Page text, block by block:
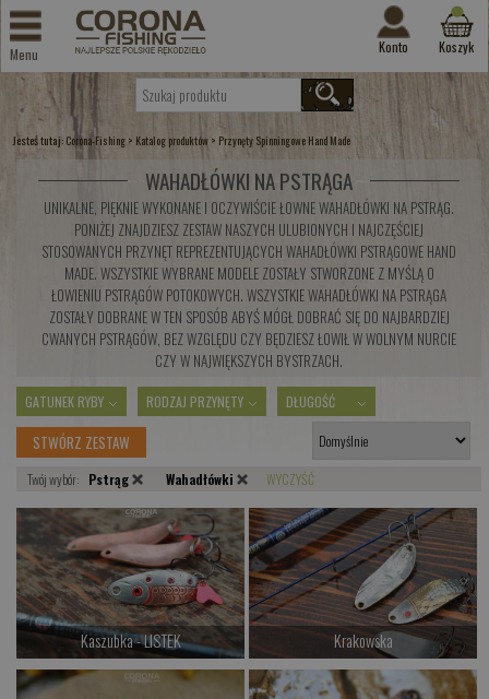
Menu Konto Koszyk
Jesteś tutaj: Corona-Fishing > Katalog produktów > Przynęty Spinningowe Hand Made
WAHADŁÓWKI NA PSTRĄGA
UNIKALNE, PIĘKNIE WYKONANE I OCZYWIŚCIE ŁOWNE WAHADŁÓWKI NA PSTRĄG.
PONIŻEJ ZNAJDZIESZ ZESTAW NASZYCH ULUBIONYCH I NAJCZĘŚCIEJ
STOSOWANYCH PRZYNĘT REPREZENTUJĄCYCH WAHADŁÓWKI PSTRĄGOWE HAND
MADE. WSZYSTKIE WYBRANE MODELE ZOSTAŁY STWORZONE Z MYŚLĄ O
ŁOWIENIU PSTRĄGÓW POTOKOWYCH. WSZYSTKIE WAHADŁÓWKI NA PSTRĄGA
ZOSTAŁY DOBRANE W TEN SPOSÓB ABYŚ MÓGŁ DOBRAĆ SIĘ DO NAJBARDZIEJ
CWANYCH PSTRĄGÓW, BEZ WZGLĘDU CZY BĘDZIESZ ŁOWIŁ W WOLNYM NURCIE
CZY W NAJWIĘKSZYCH BYSTRZACH.
GATUNEK RYBY RODZAJ PRZYNĘTY DŁUGOŚĆ
STWÓRZ ZESTAW
Twój wybór: Pstrąg Wahadłówki WYCZYŚĆ
Kaszubka - LISTEK
od 36.00 PLN
Krakowska
od 22.00 PLN